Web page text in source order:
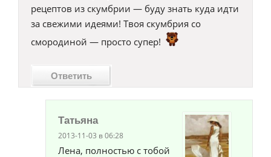
рецептов из скумбрии — буду знать куда идти
за свежими идеями! Твоя скумбрия со
смородиной — просто супер!
Ответить
Татьяна
2013-11-03 в 06:28
Лена, полностью с тобой